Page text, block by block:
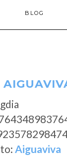
BLOG
Aiguaviva